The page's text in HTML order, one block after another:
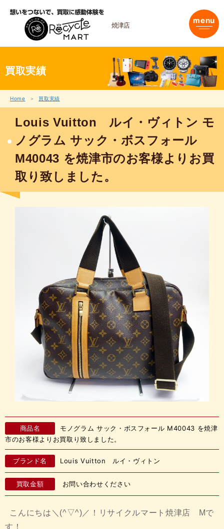
焼津店 menu
買取実績
Home 買取実績
Louis Vuitton ルイ・ヴィトン モ
ノグラム サック・ボスフォール
M40043 を焼津市のお客様よりお買
取り致しました。
商品名
モノグラム サック・ボスフォール M40043 を焼津
市のお客様よりお買取り致しました。
ブランド名 Louis Vuitton ルイ・ヴィトン
買取金額 お問い合わせください
こんにちは＼(^▽^)／！リサイクルマート焼津店 Mで
す！